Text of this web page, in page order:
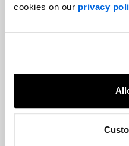
cookies on our privacy
est donc : comment les
Se tourner vers les espaces
Le marketing de niche et
comme les meilleures